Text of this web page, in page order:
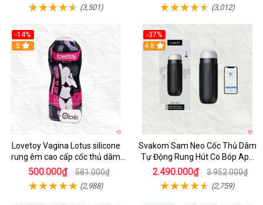
(3,501) (3,012)
-14%
Hot
5
Lovetoy Vagina Lotus silicone
rung êm cao cấp cốc thủ dâm
nam
500.000₫ 581.000₫
(2,988)
-37%
4.8
Svakom Sam Neo Cốc Thủ Dâm
Tự Động Rung Hút Co Bóp App
Điều Khiển
2.490.000₫ 3.952.000₫
(2,759)